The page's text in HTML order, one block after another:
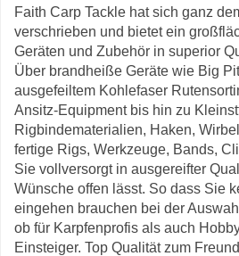
Faith Carp Tackle hat sich ganz
verschrieben und bietet ein
Geräten und Zubehör in superior
Über brandheiße Geräte wie Big
ausgefeiltem Kohlefaser
Ansitz-Equipment bis hin zu
Rigbindematerialien, Haken,
fertige Rigs, Werkzeuge, Bands,
Sie vollversorgt in ausgereifter
Wünsche offen lässt. So dass Sie
eingehen brauchen bei der
ob für Karpfenprofis als auch
Einsteiger. Top Qualität zum